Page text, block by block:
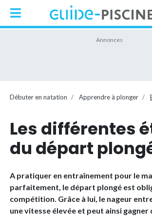
Débuter en natation Apprendre à plonger
Les différentes
du départ
A pratiquer en entraînement pour le
parfaitement, le départ plongé est
compétition. Grâce à lui, le nageur entre
une vitesse élevée et peut ainsi gagner